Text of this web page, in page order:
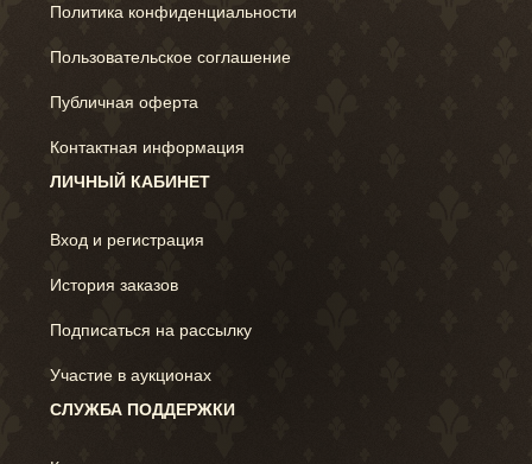
Политика конфиденциальности
Пользовательское соглашение
Публичная оферта
Контактная информация
ЛИЧНЫЙ КАБИНЕТ
Вход и регистрация
История заказов
Подписаться на рассылку
Участие в аукционах
СЛУЖБА ПОДДЕРЖКИ